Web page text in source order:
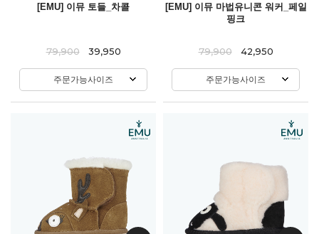
[EMU] 이뮤 토들_차콜
79,900 39,950
주문가능사이즈
[EMU] 이뮤 마법유니콘 워커_페일
핑크
79,900 42,950
주문가능사이즈